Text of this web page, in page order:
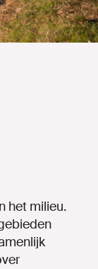
het milieu.